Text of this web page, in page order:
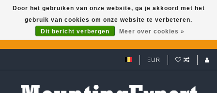
GARMIN GPS met een superkorting tot 50%? Klik hier!
EUR
Door het gebruiken van onze website, ga je akkoord met het
gebruik van cookies om onze website te verbeteren.
Dit bericht verbergen
Meer over cookies »